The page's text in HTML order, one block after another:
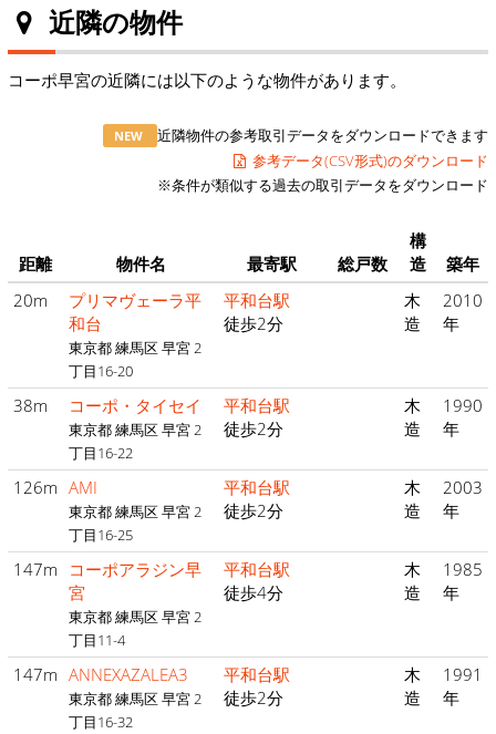
近隣の物件
コーポ早宮の近隣には以下のような物件があります。
NEW
近隣物件の参考取引データをダウンロードできます
参考データ(CSV形式)のダウンロード
※条件が類似する過去の取引データをダウンロード
距離 物件名 最寄駅 総戸数
構
造
築年
20m
プリマヴェーラ平
和台
東京都 練馬区 早宮 2
丁目16-20
平和台駅
徒歩2分
木
造
2010
年
38m コーポ・タイセイ
東京都 練馬区 早宮 2
丁目16-22
平和台駅
徒歩2分
木
造
1990
年
126m AMI
東京都 練馬区 早宮 2
丁目16-25
平和台駅
徒歩2分
木
造
2003
年
147m
コーポアラジン早
宮
東京都 練馬区 早宮 2
丁目11-4
平和台駅
徒歩4分
木
造
1985
年
147m ANNEXAZALEA3
東京都 練馬区 早宮 2
丁目16-32
平和台駅
徒歩2分
木
造
1991
年